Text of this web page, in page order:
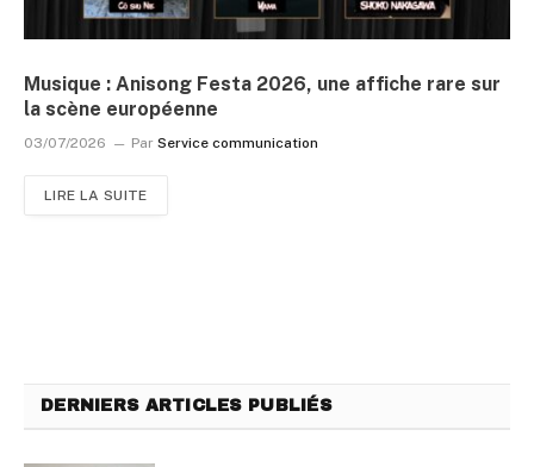
Musique : Anisong Festa 2026, une affiche rare sur
la scène européenne
03/07/2026 Par Service communication
LIRE LA SUITE
DERNIERS ARTICLES PUBLIÉS